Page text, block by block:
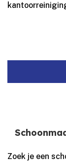
Zoek je een